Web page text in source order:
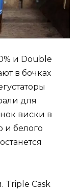
и Double
в бочках
для
виски в
и белого
Triple Cask